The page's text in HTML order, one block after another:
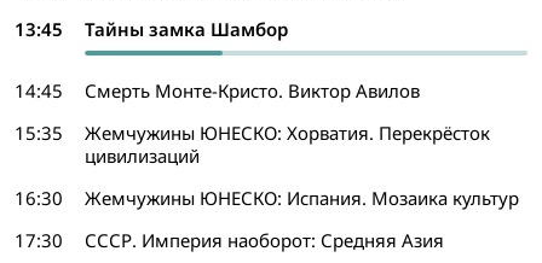
13:45
Тайны замка Шамбор
14:45
Смерть Монте-Кристо. Виктор Авилов
15:35
Жемчужины ЮНЕСКО: Хорватия. Перекрёсток
цивилизаций
16:30
Жемчужины ЮНЕСКО: Испания. Мозаика культур
17:30
СССР. Империя наоборот: Средняя Азия